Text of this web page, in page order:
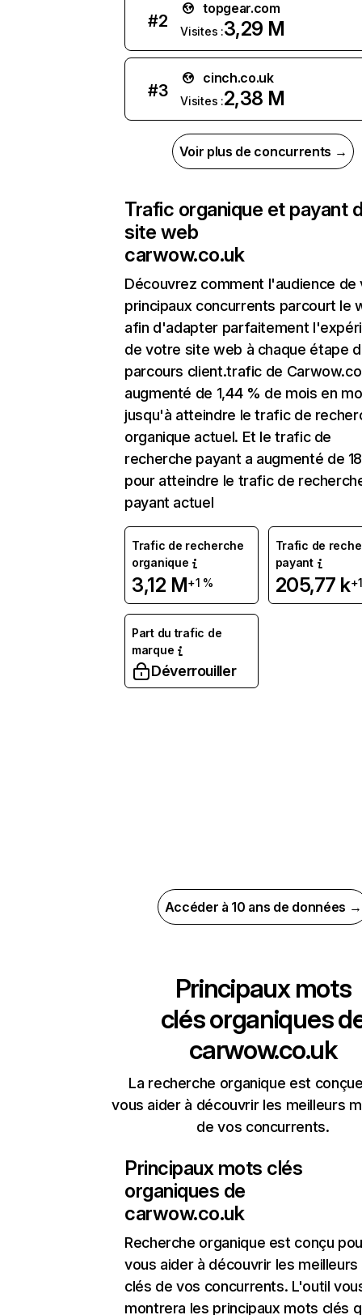
#2
topgear.com
Visites :3,29 M
#3
cinch.co.uk
Visites :2,38 M
Voir plus de concurrents →
Trafic organique et payant
site web
carwow.co.uk
Découvrez comment l'audience de
principaux concurrents parcourt le
afin d'adapter parfaitement
de votre site web à chaque étape
parcours client.trafic de
augmenté de 1,44 % de mois en
jusqu'à atteindre le trafic de
organique actuel. Et le trafic de
recherche payant a augmenté de
pour atteindre le trafic de
payant actuel
Trafic de recherche
organique
3,12 M+1 %
Trafic de
payant
205,77 k
Part du trafic de
marque
Déverrouiller
Accéder à 10 ans de données →
Principaux mots
clés organiques
carwow.co.uk
La recherche organique est
vous aider à découvrir les meilleurs
de vos concurrents.
Principaux mots clés
organiques de
carwow.co.uk
Recherche organique est conçu
vous aider à découvrir les
clés de vos concurrents. L'outil
montrera les principaux mots clés